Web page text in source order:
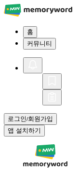
홈
커뮤니티
로그인/회원가입
앱 설치하기